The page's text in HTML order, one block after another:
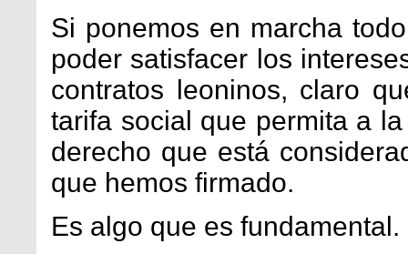
Si ponemos en marcha
poder satisfacer los
contratos leoninos, claro
tarifa social que permita a
derecho que está
que hemos firmado.
Es algo que es fundamental.